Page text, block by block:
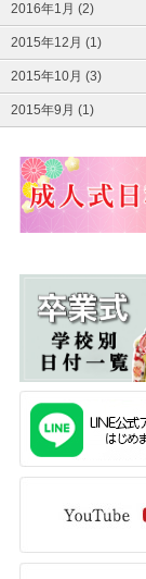
2016年1月 (2)
2015年12月 (1)
2015年10月 (3)
2015年9月 (1)